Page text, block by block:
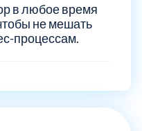
в любое время
не мешать
процессам.